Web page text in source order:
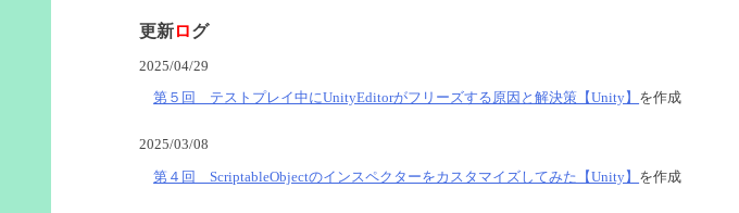
更新ログ
2025/04/29
第５回 テストプレイ中にUnityEditorがフリーズする原因と解決策【Unity】 を作成
2025/03/08
第４回 ScriptableObjectのインスペクターをカスタマイズしてみた【Unity】 を作成